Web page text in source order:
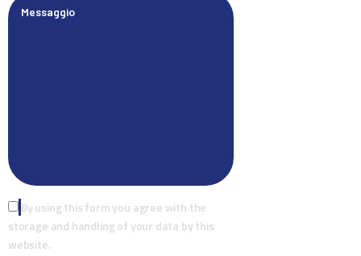
By using this form you agree with the
storage and handling of your data by this
website.